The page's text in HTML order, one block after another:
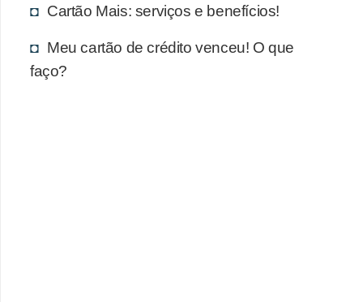
Cartão Mais: serviços e benefícios!
Meu cartão de crédito venceu! O que
faço?